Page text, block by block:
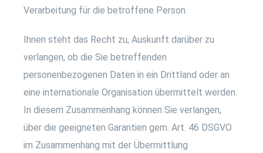
Verarbeitung für die betroffene Person.
Ihnen steht das Recht zu, Auskunft darüber zu
verlangen, ob die Sie betreffenden
personenbezogenen Daten in ein Drittland oder an
eine internationale Organisation übermittelt werden.
In diesem Zusammenhang können Sie verlangen,
über die geeigneten Garantien gem. Art. 46 DSGVO
im Zusammenhang mit der Übermittlung